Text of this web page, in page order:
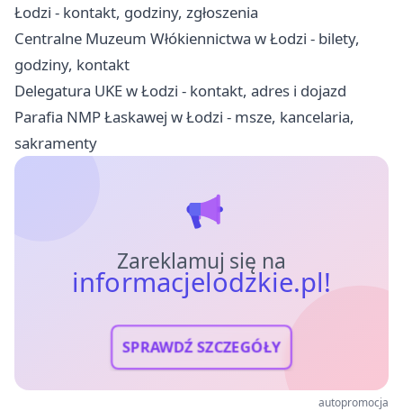
Łodzi - kontakt, godziny, zgłoszenia
Centralne Muzeum Włókiennictwa w Łodzi - bilety,
godziny, kontakt
Delegatura UKE w Łodzi - kontakt, adres i dojazd
Parafia NMP Łaskawej w Łodzi - msze, kancelaria,
sakramenty
Zareklamuj się na
informacjelodzkie.pl!
SPRAWDŹ SZCZEGÓŁY
autopromocja